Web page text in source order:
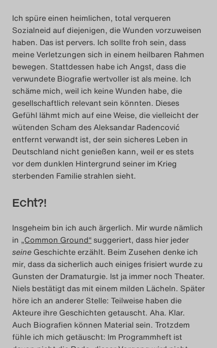
Ich spüre einen heimlichen, total verqueren
Sozialneid auf diejenigen, die Wunden vorzuweisen
haben. Das ist pervers. Ich sollte froh sein, dass
meine Verletzungen sich in einem heilbaren Rahmen
bewegen. Stattdessen habe ich Angst, dass die
verwundete Biografie wertvoller ist als meine. Ich
schäme mich, weil ich keine Wunden habe, die
gesellschaftlich relevant sein könnten. Dieses
Gefühl lähmt mich auf eine Weise, die vielleicht der
wütenden Scham des Aleksandar Radencović
entfernt verwandt ist, der sein sicheres Leben in
Deutschland nicht genießen kann, weil er es stets
vor dem dunklen Hintergrund seiner im Krieg
sterbenden Familie strahlen sieht.
Echt?!
Insgeheim bin ich auch ärgerlich. Mir wurde nämlich
in „Common Ground“ suggeriert, dass hier jeder
seine Geschichte erzählt. Beim Zusehen denke ich
mir, dass da sicherlich auch einiges frisiert wurde zu
Gunsten der Dramaturgie. Ist ja immer noch Theater.
Niels bestätigt das mit einem milden Lächeln. Später
höre ich an anderer Stelle: Teilweise haben die
Akteure ihre Geschichten getauscht. Aha. Klar.
Auch Biografien können Material sein. Trotzdem
fühle ich mich getäuscht: Im Programmheft ist